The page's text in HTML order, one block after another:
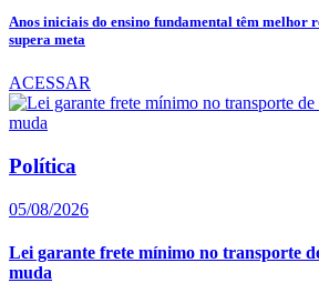
Anos iniciais do ensino fundamental têm melhor
supera meta
ACESSAR
Política
05/08/2026
Lei garante frete mínimo no transporte
muda